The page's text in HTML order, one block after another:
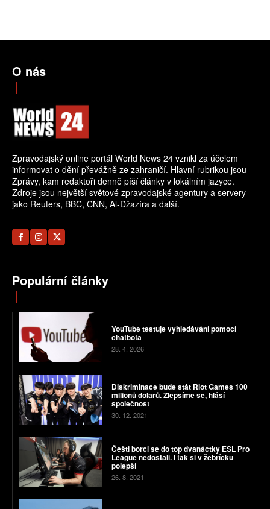
O nás
Zpravodajský online portál World News 24 vznikl za účelem
informovat o dění převážně ze zahraničí. Hlavní rubrikou jsou
Zprávy, kam redaktoři denně píší články v lokálním jazyce.
Zdroje jsou největší světové zpravodajské agentury a servery
jako Reuters, BBC, CNN, Al-Džazíra a další.
Populární články
YouTube testuje vyhledávání pomocí
chatbota
28. 4. 2026
Diskriminace bude stát Riot Games 100
milionů dolarů. Zlepšíme se, hlásí
společnost
30. 12. 2021
Čeští borci se do top dvanáctky ESL Pro
League nedostali. I tak si v žebříčku
polepší
26. 8. 2021